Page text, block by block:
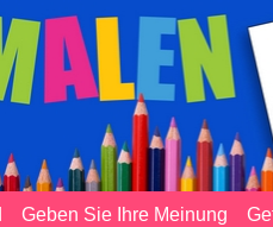
Geben Sie Ihre Meinung